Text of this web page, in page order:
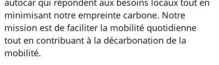
autocar qui répondent aux besoins locaux tout en
minimisant notre empreinte carbone. Notre
mission est de faciliter la mobilité quotidienne
tout en contribuant à la décarbonation de la
mobilité.